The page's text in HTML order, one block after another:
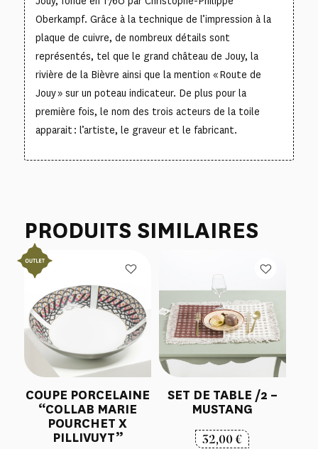
Oberkampf. Grâce à la technique de l’impression à la
plaque de cuivre, de nombreux détails sont
représentés, tel que le grand château de Jouy, la
rivière de la Bièvre ainsi que la mention « Route de
Jouy » sur un poteau indicateur. De plus pour la
première fois, le nom des trois acteurs de la toile
apparait : l’artiste, le graveur et le fabricant.
PRODUITS SIMILAIRES
COUPE PORCELAINE
“COLLAB MARIE
POURCHET X
PILLIVUYT”
SET DE TABLE /2 –
MUSTANG
32,00€